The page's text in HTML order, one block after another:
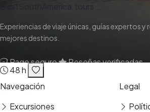
48 h
BestSouthAmerica.tours
Experiencias de viaje únicas, guías expertos y
mejores destinos.
Pago seguro Reseñas verificadas
Navegación
Excursiones
Legal